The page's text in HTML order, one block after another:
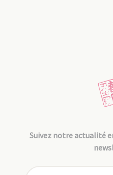
Suivez notre actualité